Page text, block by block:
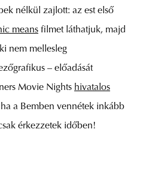
nélkül zajlott: az est első
means filmet láthatjuk, majd
nem mellesleg
– előadását
Movie Nights hivatalos
a Bemben vennétek inkább
érkezzetek időben!